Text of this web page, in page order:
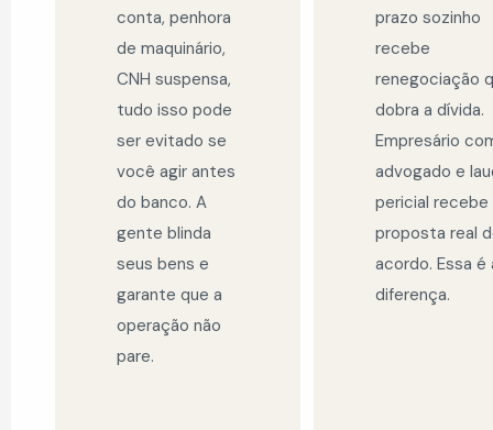
conta, penhora
de maquinário,
CNH suspensa,
tudo isso pode
ser evitado se
você agir antes
do banco. A
gente blinda
seus bens e
garante que a
operação não
pare.
prazo sozinho
recebe
renegociação
dobra a dívida.
Empresário
advogado e
pericial recebe
proposta real
acordo. Essa é
diferença.